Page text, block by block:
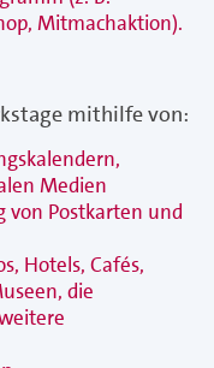
Mitmachaktion).
mithilfe von:
Medien
von Postkarten und
Hotels, Cafés,
die